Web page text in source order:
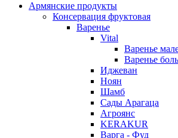
Армянские продукты
Консервация фруктовая
Варенье
Vital
Варенье
Варенье
Иджеван
Ноян
Шамб
Сады Арагаца
Агроянс
KERAKUR
Варга - Фуд